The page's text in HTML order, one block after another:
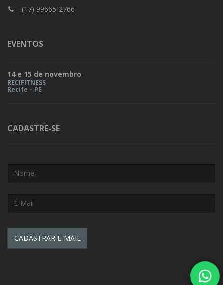
(17) 99665-2766
EVENTOS
14 e 15 de novembro
RECIFITNESS
Recife – PE
CADASTRE-SE